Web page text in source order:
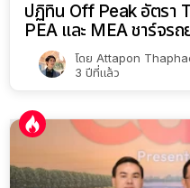
ปฏิทิน Off Peak อัตรา
PEA และ MEA ชาร์จร
โดย Attapon
3 ปีที่แล้ว